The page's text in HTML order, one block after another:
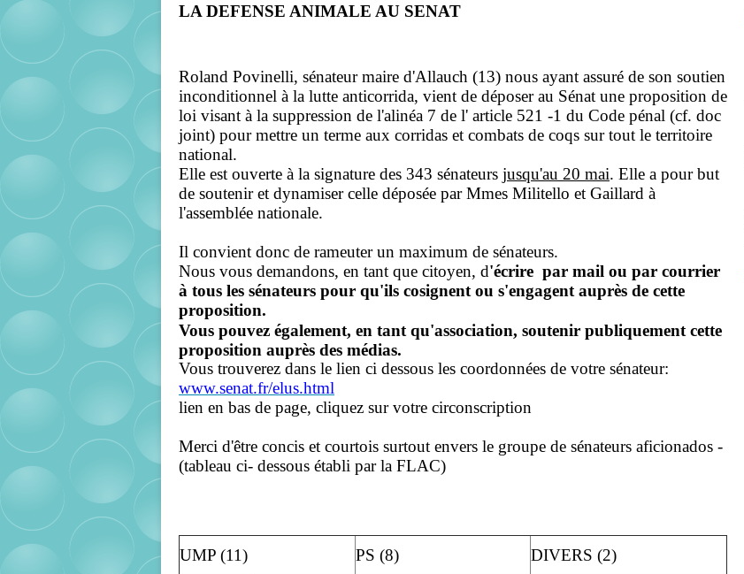
LA DEFENSE ANIMALE AU SENAT
Roland Povinelli, sénateur maire d'Allauch (13) nous ayant assuré de son soutien
inconditionnel à la lutte anticorrida, vient de déposer au Sénat une proposition de
loi visant à la suppression de l'alinéa 7 de l' article 521 -1 du Code pénal (cf. doc
joint) pour mettre un terme aux corridas et combats de coqs sur tout le territoire
national.
Elle est ouverte à la signature des 343 sénateurs jusqu'au 20 mai. Elle a pour but
de soutenir et dynamiser celle déposée par Mmes Militello et Gaillard à
l'assemblée nationale.
Il convient donc de rameuter un maximum de sénateurs.
Nous vous demandons, en tant que citoyen, d'écrire par mail ou par courrier
à tous les sénateurs pour qu'ils cosignent ou s'engagent auprès de cette
proposition.
Vous pouvez également, en tant qu'association, soutenir publiquement cette
proposition auprès des médias.
Vous trouverez dans le lien ci dessous les coordonnées de votre sénateur:
www.senat.fr/elus.html
lien en bas de page, cliquez sur votre circonscription
Merci d'être concis et courtois surtout envers le groupe de sénateurs aficionados -
(tableau ci- dessous établi par la FLAC)
UMP (11) PS (8)
DIVERS (2)